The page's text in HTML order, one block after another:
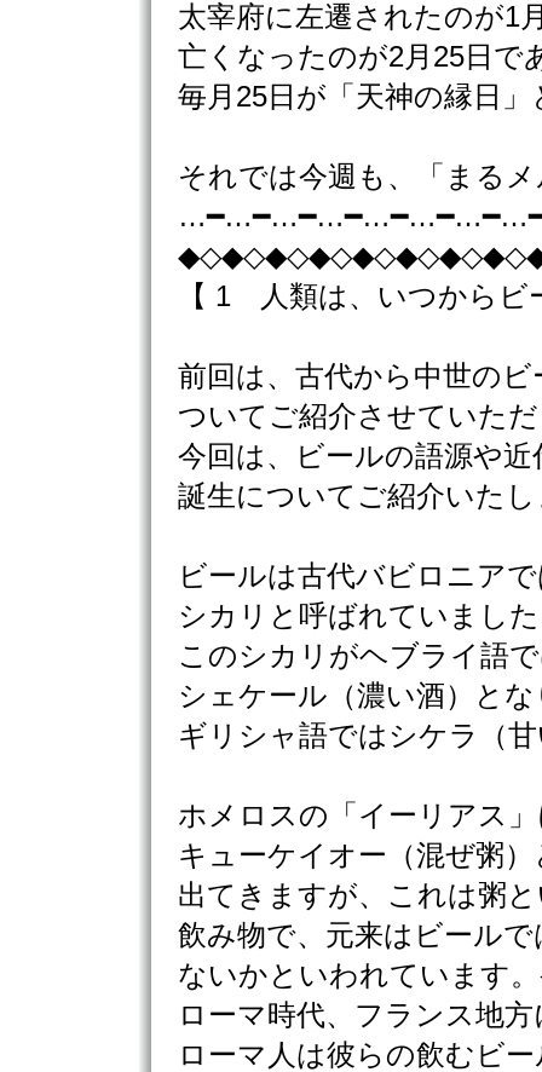
太宰府に左遷されたのが1
亡くなったのが2月25日で
毎月25日が「天神の縁日
それでは今週も、「まる
【 1 人類は、いつから
前回は、古代から中世のビ
ついてご紹介させていた
今回は、ビールの語源や近
誕生についてご紹介いた
ビールは古代バビロニア
シカリと呼ばれていまし
このシカリがヘブライ語
シェケール（濃い酒）とな
ギリシャ語ではシケラ（
ホメロスの「イーリアス
キューケイオー（混ぜ粥
出てきますが、これは粥
飲み物で、元来はビール
ないかといわれています
ローマ時代、フランス地
ローマ人は彼らの飲むビ